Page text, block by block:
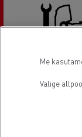
Truck service
Me
Valige